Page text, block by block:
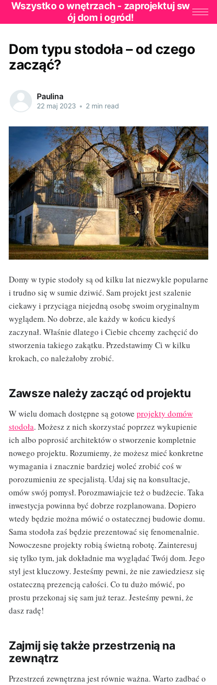
Wszystko o wnętrzach - zaprojektuj sw
ój dom i ogród!
Dom typu stodoła – od czego
zacząć?
Paulina
22 maj 2023 • 2 min read
Domy w typie stodoły są od kilku lat niezwykle popularne
i trudno się w sumie dziwić. Sam projekt jest szalenie
ciekawy i przyciąga niejedną osobę swoim oryginalnym
wyglądem. No dobrze, ale każdy w końcu kiedyś
zaczynał. Właśnie dlatego i Ciebie chcemy zachęcić do
stworzenia takiego zakątku. Przedstawimy Ci w kilku
krokach, co należałoby zrobić.
Zawsze należy zacząć od projektu
W wielu domach dostępne są gotowe projekty domów
stodoła. Możesz z nich skorzystać poprzez wykupienie
ich albo poprosić architektów o stworzenie kompletnie
nowego projektu. Rozumiemy, że możesz mieć konkretne
wymagania i znacznie bardziej woleć zrobić coś w
porozumieniu ze specjalistą. Udaj się na konsultacje,
omów swój pomysł. Porozmawiajcie też o budżecie. Taka
inwestycja powinna być dobrze rozplanowana. Dopiero
wtedy będzie można mówić o ostatecznej budowie domu.
Sama stodoła zaś będzie prezentować się fenomenalnie.
Nowoczesne projekty robią świetną robotę. Zainteresuj
się tylko tym, jak dokładnie ma wyglądać Twój dom. Jego
styl jest kluczowy. Jesteśmy pewni, że nie zawiedziesz się
ostateczną prezencją całości. Co tu dużo mówić, po
prostu przekonaj się sam już teraz. Jesteśmy pewni, że
dasz radę!
Zajmij się także przestrzenią na
zewnątrz
Przestrzeń zewnętrzna jest równie ważna. Warto zadbać o